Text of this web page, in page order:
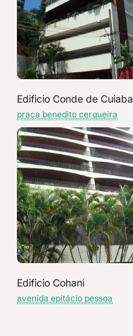
Edificio Conde de Cuiaba
praça benedito cerqueira
Edificio Cohani
avenida epitácio pessoa